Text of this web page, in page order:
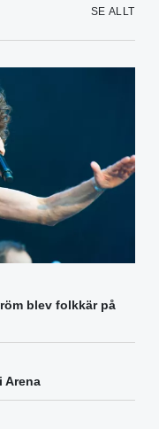
SE ALLT
blev folkkär på
Arena